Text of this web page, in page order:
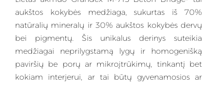
aukštos kokybės medžiaga, sukurtas iš 70%
natūralių mineralų ir 30% aukštos kokybės dervų
bei pigmentų. Šis unikalus derinys suteikia
medžiagai neprilygstamą lygų ir homogenišką
paviršių be porų ar mikroįtrūkimų, tinkantį bet
kokiam interjerui, ar tai būtų gyvenamosios ar